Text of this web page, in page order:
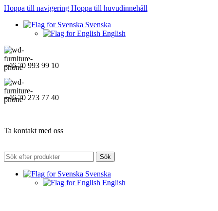
Hoppa till navigering Hoppa till huvudinnehåll
Svenska
English
+46 70 993 99 10
+46 70 273 77 40
Ta kontakt med oss
Sök
Svenska
English